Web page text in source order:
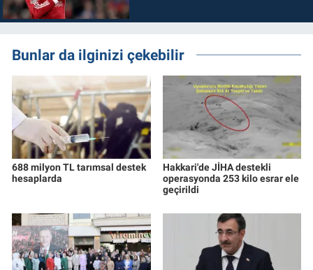
Bunlar da ilginizi çekebilir
688 milyon TL tarımsal destek
hesaplarda
Hakkari'de JİHA destekli
operasyonda 253 kilo esrar ele
geçirildi